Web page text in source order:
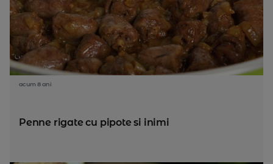
acum 8 ani
Penne rigate cu pipote si inimi